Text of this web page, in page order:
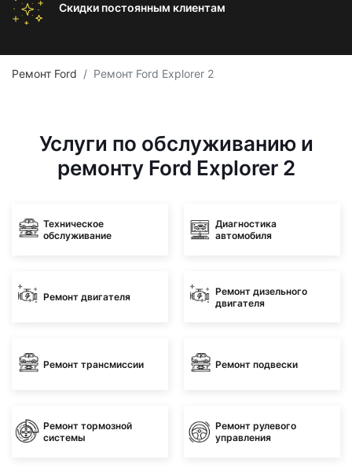
Скидки постоянным клиентам
Ремонт Ford Ремонт Ford Explorer 2
Услуги по обслуживанию и
ремонту Ford Explorer 2
Техническое
обслуживание
Диагностика
автомобиля
Ремонт двигателя
Ремонт дизельного
двигателя
Ремонт трансмиссии Ремонт подвески
Ремонт тормозной
системы
Ремонт рулевого
управления